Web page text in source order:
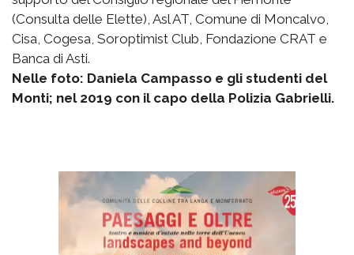
(Consulta delle Elette), Asl AT, Comune di Moncalvo,
Cisa, Cogesa, Soroptimist Club, Fondazione CRAT e
Banca di Asti.
Nelle foto: Daniela Campasso e gli studenti del
Monti; nel 2019 con il capo della Polizia Gabrielli.